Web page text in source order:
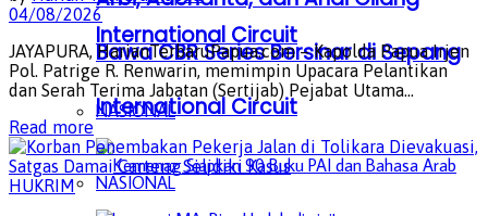
International Circuit
NASIONAL
Bawa CBR Series Bersinar di Sepang
International Circuit
NASIONAL
04/08/2026
JAYAPURA, HarianTerbaruPapua.com – Kapolda Papua Irjen
Pol. Patrige R. Renwarin, memimpin Upacara Pelantikan
dan Serah Terima Jabatan (Sertijab) Pejabat Utama...
Read more
HUKRIM